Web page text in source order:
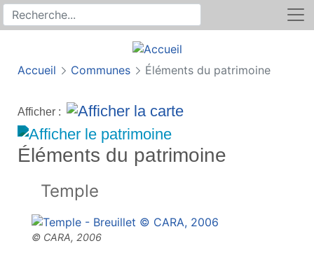
Recherche sur le site
Rechercher
Accueil Communes Éléments du patrimoine
Afficher :
Éléments du patrimoine
Temple